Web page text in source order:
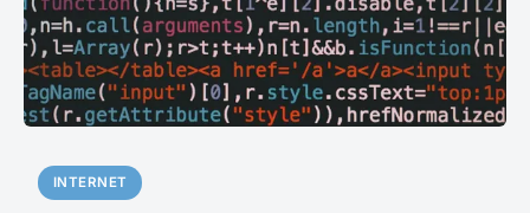
INTERNET